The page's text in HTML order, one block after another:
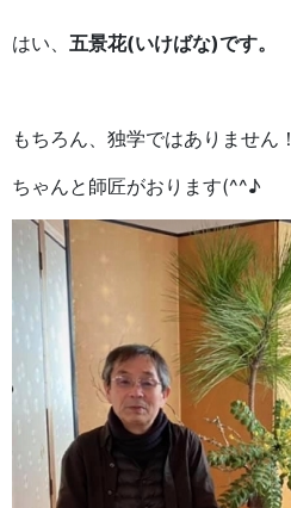
はい、 五景花(いけばな)です。
もちろん、独学ではありません！
ちゃんと師匠がおります(^^♪